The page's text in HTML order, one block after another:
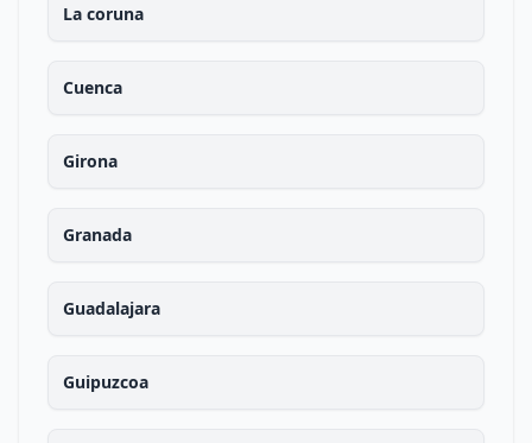
La coruna
Cuenca
Girona
Granada
Guadalajara
Guipuzcoa